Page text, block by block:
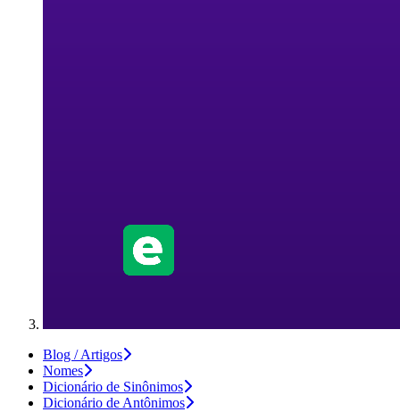
Blog / Artigos
Nomes
Dicionário de Sinônimos
Dicionário de Antônimos